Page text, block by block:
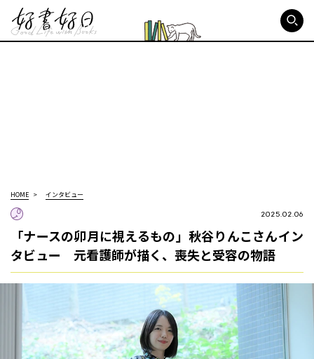
HOME インタビュー
2025.02.06
「ナースの卯月に視えるもの」秋谷りんこさんイン
タビュー 元看護師が描く、喪失と受容の物語